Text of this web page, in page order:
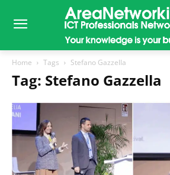
Home Tags Stefano Gazzella
Tag: Stefano Gazzella